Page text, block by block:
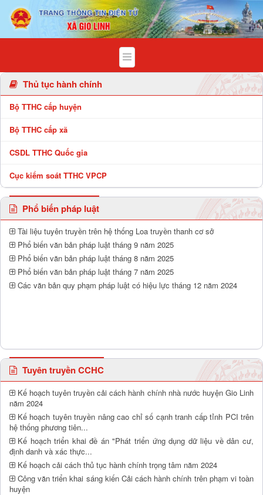
Chi tiết bài viết - Xã Gio Linh
Thủ tục hành chính
Bộ TTHC cấp huyện
Bộ TTHC cấp xã
CSDL TTHC Quốc gia
Cục kiểm soát TTHC VPCP
Phổ biến pháp luật
Tài liệu tuyên truyền trên hệ thống Loa truyền thanh cơ sở
Phổ biến văn bản pháp luật tháng 9 năm 2025
Phổ biến văn bản pháp luật tháng 8 năm 2025
Phổ biến văn bản pháp luật tháng 7 năm 2025
Các văn bản quy phạm pháp luật có hiệu lực tháng 12 năm 2024
Tuyên truyền CCHC
Kế hoạch tuyên truyền cải cách hành chính nhà nước huyện Gio Linh
năm 2024
Kế hoạch tuyên truyền nâng cao chỉ số cạnh tranh cấp tỉnh PCI trên
hệ thống phương tiên...
Kế hoạch triển khai đề án "Phát triển ứng dụng dữ liệu về dân cư,
định danh và xác thực...
Kế hoạch cải cách thủ tục hành chính trọng tâm năm 2024
Công văn triển khai sáng kiến Cải cách hành chính trên phạm vi toàn
huyện